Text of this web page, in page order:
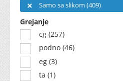
Samo sa slikom (409)
Grejanje
cg (257)
podno (46)
eg (3)
ta (1)